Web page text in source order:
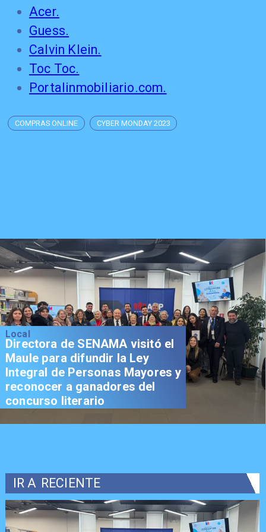
Acer.
Guess.
Calvin Klein.
Toc Toc.
Portalinmobiliario.com.
COMPRAS ONLINE CYBER MONDAY 2023
Local
Directora de SENAMA visitó el
Maule para difundir la Ley
Integral de Personas Mayores y
reconocer a ganadores del
concurso literario
IR A RECIENTE